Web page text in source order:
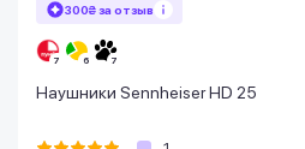
300₴ за отзыв
Наушники Sennheiser HD 25